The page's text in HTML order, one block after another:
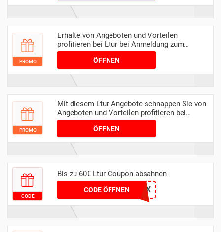
PROMO
Erhalte von Angeboten und Vorteilen
profitieren bei Ltur bei Anmeldung zum
Newsletter
ÖFFNEN
PROMO
Mit diesem Ltur Angebote schnappen Sie von
Angeboten und Vorteilen profitieren bei
Anmeldung zum Newsletter
ÖFFNEN
CODE
Bis zu 60€ Ltur Coupon absahnen
CODE ÖFFNENLQE4X